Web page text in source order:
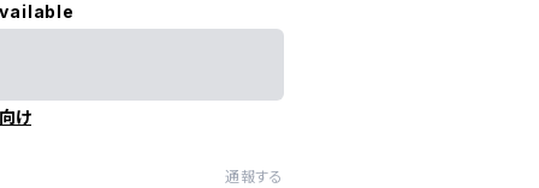
け
通報する